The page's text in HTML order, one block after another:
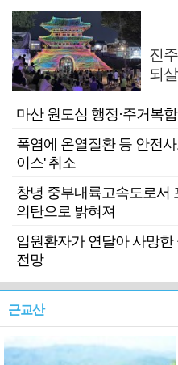
진
되
마산 원도심 행정·주거복
폭염에 온열질환 등 안전
이스' 취소
창녕 중부내륙고속도로
의탄으로 밝혀져
입원환자가 연달아 사망
전망
근교산